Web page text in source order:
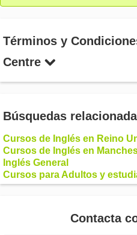
Términos y
Centre
Búsquedas
Cursos de Inglés en Reino
Cursos de Inglés en
Inglés General
Cursos para Adultos y
Contacta